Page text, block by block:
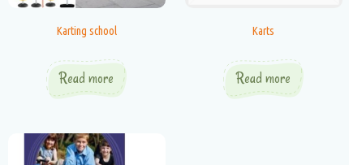
Karting school
Read more
Karts
Read more